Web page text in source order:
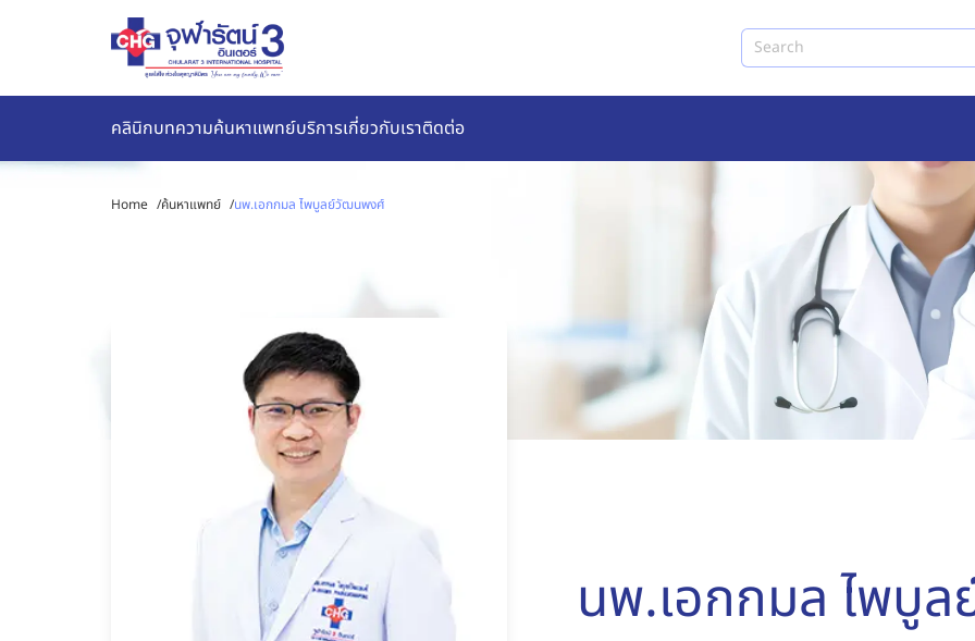
Search
คลินิกบทความค้นหาแพทย์บริการเกี่ยวกับเราติดต่อ
Home /ค้นหาแพทย์ /นพ.เอกกมล ไพบูลย์วัฒนพงศ์
นพ.เอกกมล ไพบู